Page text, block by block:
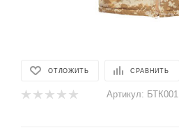
ОТЛОЖИТЬ СРАВНИТЬ
Артикул: БТК001